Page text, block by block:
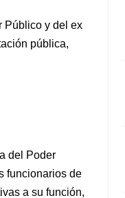
Público y del ex
pública,
del Poder
funcionarios de
a su función,